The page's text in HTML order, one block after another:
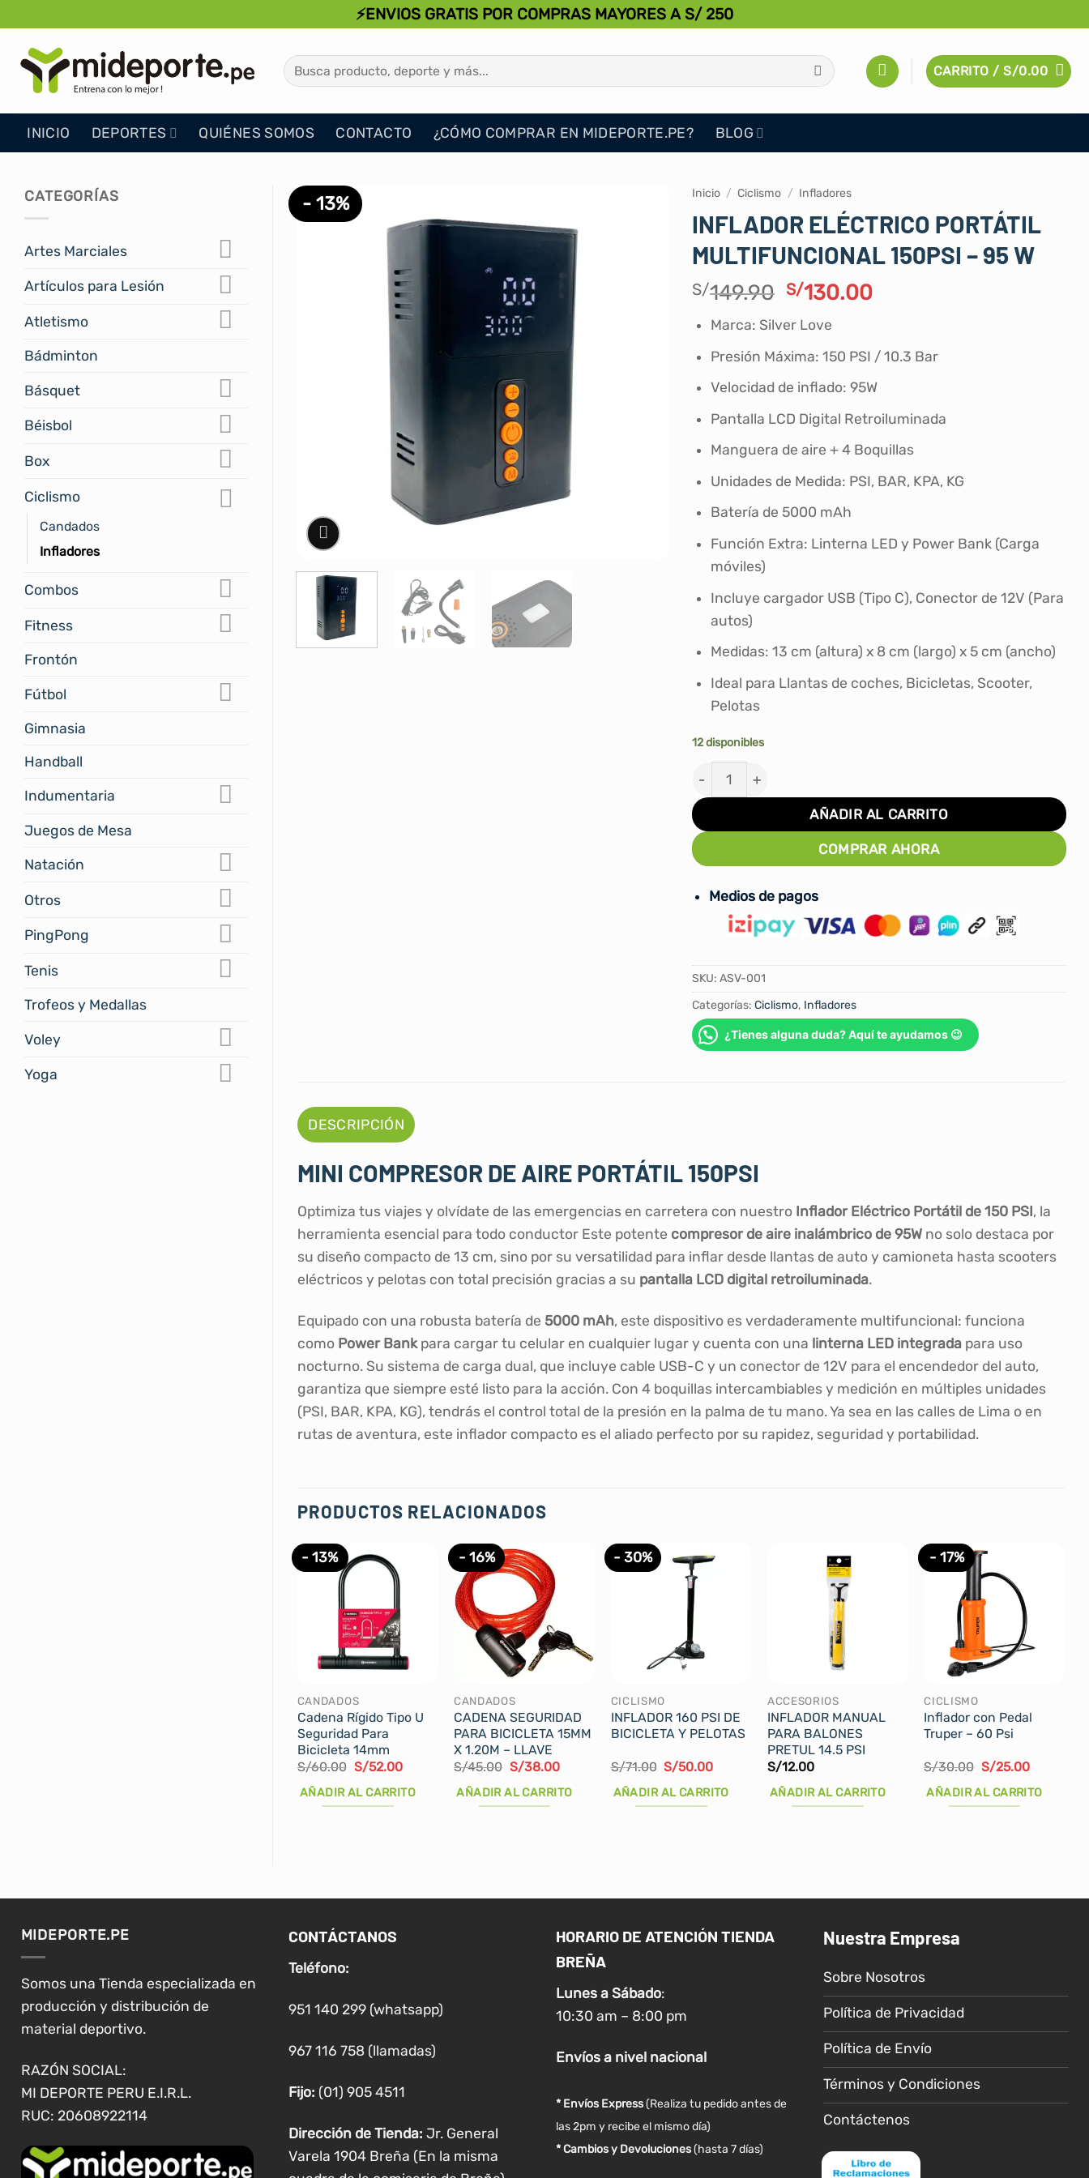
al
contenido
⚡ENVIOS GRATIS POR COMPRAS MAYORES A S/ 250
Buscar
por:
CARRITO /S/0.00
INICIO DEPORTES QUIÉNES SOMOS CONTACTO ¿CÓMO COMPRAR EN MIDEPORTE.PE? BLOG
CATEGORÍAS
Artes Marciales
Artículos para Lesión
Atletismo
Bádminton
Básquet
Béisbol
Box
Ciclismo
Candados
Infladores
Combos
Fitness
Frontón
Fútbol
Gimnasia
Handball
Indumentaria
Juegos de Mesa
Natación
Otros
PingPong
Tenis
Trofeos y Medallas
Voley
Yoga
- 13% Inicio / Ciclismo / Infladores
INFLADOR ELÉCTRICO PORTÁTIL
MULTIFUNCIONAL 150PSI – 95 W
S/149.90 El
precio
original
era:
S/149.90.
S/130.00El
es:
S/130.00.
Marca: Silver Love
Presión Máxima: 150 PSI / 10.3 Bar
Velocidad de inflado: 95W
Pantalla LCD Digital Retroiluminada
Manguera de aire + 4 Boquillas
Unidades de Medida: PSI, BAR, KPA, KG
Batería de 5000 mAh
Función Extra: Linterna LED y Power Bank (Carga
móviles)
Incluye cargador USB (Tipo C), Conector de 12V (Para
autos)
Medidas: 13 cm (altura) x 8 cm (largo) x 5 cm (ancho)
Ideal para Llantas de coches, Bicicletas, Scooter,
Pelotas
12 disponibles
INFLADOR ELÉCTRICO PORTÁTIL MULTIFUNCIONAL
AÑADIR AL CARRITO
COMPRAR AHORA
Medios de pagos
SKU: ASV-001
Categorías: Ciclismo, Infladores
¿Tienes alguna duda? Aquí te ayudamos 😉
DESCRIPCIÓN
MINI COMPRESOR DE AIRE PORTÁTIL 150PSI
Optimiza tus viajes y olvídate de las emergencias en carretera con nuestro Inflador Eléctrico Portátil de 150 PSI, la
herramienta esencial para todo conductor Este potente compresor de aire inalámbrico de 95W no solo destaca por
su diseño compacto de 13 cm, sino por su versatilidad para inflar desde llantas de auto y camioneta hasta scooters
eléctricos y pelotas con total precisión gracias a su pantalla LCD digital retroiluminada.
Equipado con una robusta batería de 5000 mAh, este dispositivo es verdaderamente multifuncional: funciona
como Power Bank para cargar tu celular en cualquier lugar y cuenta con una linterna LED integrada para uso
nocturno. Su sistema de carga dual, que incluye cable USB-C y un conector de 12V para el encendedor del auto,
garantiza que siempre esté listo para la acción. Con 4 boquillas intercambiables y medición en múltiples unidades
(PSI, BAR, KPA, KG), tendrás el control total de la presión en la palma de tu mano. Ya sea en las calles de Lima o en
rutas de aventura, este inflador compacto es el aliado perfecto por su rapidez, seguridad y portabilidad.
PRODUCTOS RELACIONADOS
- 13%
CANDADOS
Cadena Rígido Tipo U
Seguridad Para
Bicicleta 14mm
S/60.00 El
original
era:
S/52.00El
actual
AÑADIR AL CARRITO
- 16%
CANDADOS
CADENA SEGURIDAD
PARA BICICLETA 15MM
X 1.20M – LLAVE
S/45.00 El
original
era:
S/38.00El
actual
AÑADIR AL CARRITO
- 30%
CICLISMO
INFLADOR 160 PSI DE
BICICLETA Y PELOTAS
S/71.00 El
original
era:
S/50.00El
actual
AÑADIR AL CARRITO
ACCESORIOS
INFLADOR MANUAL
PARA BALONES
PRETUL 14.5 PSI
S/12.00
AÑADIR AL CARRITO
- 17%
CICLISMO
Inflador con Pedal
Truper – 60 Psi
S/30.00 El
original
era:
S/25.00El
actual
AÑADIR AL CARRITO
MIDEPORTE.PE
Somos una Tienda especializada en
producción y distribución de
material deportivo.
RAZÓN SOCIAL:
MI DEPORTE PERU E.I.R.L.
RUC: 20608922114
CONTÁCTANOS
Teléfono:
951 140 299 (whatsapp)
967 116 758 (llamadas)
Fijo: (01) 905 4511
Dirección de Tienda: Jr. General
Varela 1904 Breña (En la misma
HORARIO DE ATENCIÓN TIENDA
BREÑA
Lunes a Sábado:
10:30 am – 8:00 pm
Envíosa nivel nacional
* Envíos Express(Realiza tu pedido antes de
las 2pm y recibe el mismo día)
* Cambios y Devoluciones (hasta 7 días)
Nuestra Empresa
Sobre Nosotros
Política de Privacidad
Política de Envío
Términos y Condiciones
Contáctenos